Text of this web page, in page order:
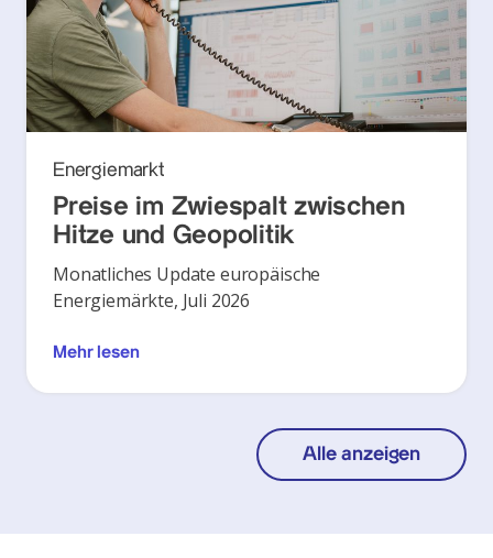
Energiemarkt
Preise im Zwiespalt zwischen
Hitze und Geopolitik
Monatliches Update europäische
Energiemärkte, Juli 2026
Mehr lesen
Alle anzeigen